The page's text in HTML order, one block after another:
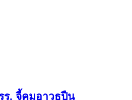
ร. จี้คุมอาวุธปืน